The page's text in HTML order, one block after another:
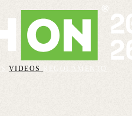
VIDEOS
REGOLAMENTO